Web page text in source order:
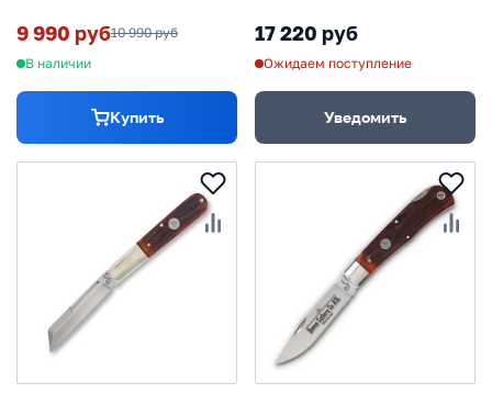
9 990 руб10 990 руб
В наличии
Купить
17 220 руб
Ожидаем поступление
Уведомить